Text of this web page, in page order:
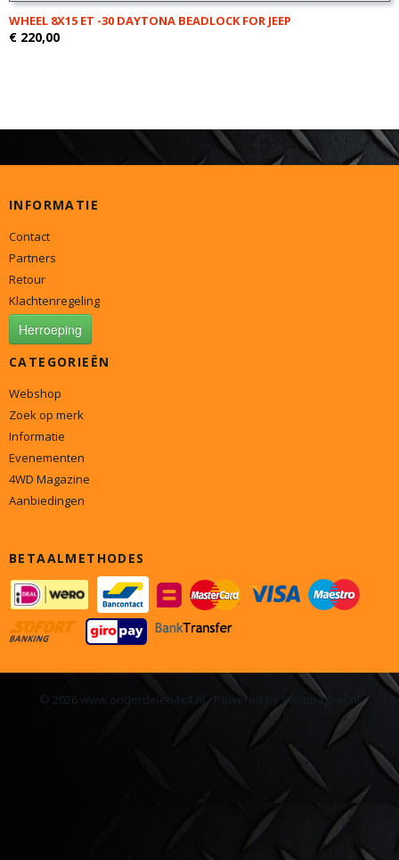
WHEEL 8X15 ET -30 DAYTONA BEADLOCK FOR JEEP
€ 220,00
INFORMATIE
Contact
Partners
Retour
Klachtenregeling
Herroeping
CATEGORIEËN
Webshop
Zoek op merk
Informatie
Evenementen
4WD Magazine
Aanbiedingen
BETAALMETHODES
© 2026 www.onderdelen4x4.nl - Powered by Shoppagina.nl